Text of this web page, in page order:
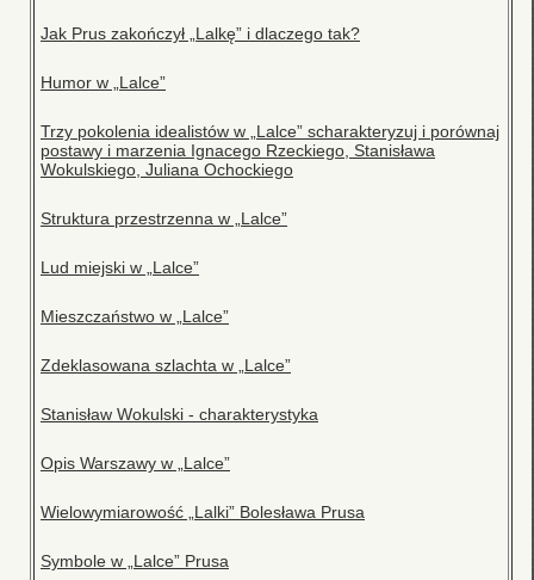
Jak Prus zakończył „Lalkę” i dlaczego tak?
Humor w „Lalce”
Trzy pokolenia idealistów w „Lalce” scharakteryzuj i porównaj
postawy i marzenia Ignacego Rzeckiego, Stanisława
Wokulskiego, Juliana Ochockiego
Struktura przestrzenna w „Lalce”
Lud miejski w „Lalce”
Mieszczaństwo w „Lalce”
Zdeklasowana szlachta w „Lalce”
Stanisław Wokulski - charakterystyka
Opis Warszawy w „Lalce”
Wielowymiarowość „Lalki” Bolesława Prusa
Symbole w „Lalce” Prusa